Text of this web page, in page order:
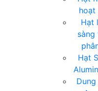
hoạt
Hạt
sàng
Hạt